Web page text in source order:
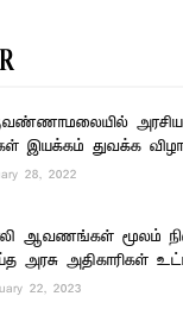
இயக்கம் துவக்க விழா
28, 2022
ஆவணங்கள் மூலம்
அரசு அதிகாரிகள்
22, 2023